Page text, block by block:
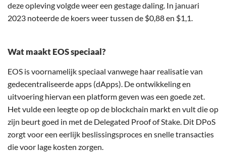
deze opleving volgde weer een gestage daling. In januari
2023 noteerde de koers weer tussen de $0,88 en $1,1.
Wat maakt EOS speciaal?
EOS is voornamelijk speciaal vanwege haar realisatie van
gedecentraliseerde apps (dApps). De ontwikkeling en
uitvoering hiervan een platform geven was een goede zet.
Het vulde een leegte op op de blockchain markt en vult die op
zijn beurt goed in met de Delegated Proof of Stake. Dit DPoS
zorgt voor een eerlijk beslissingsproces en snelle transacties
die voor lage kosten zorgen.